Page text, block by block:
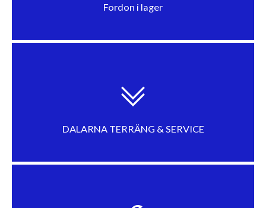
Fordon i lager
DALARNA TERRÄNG & SERVICE